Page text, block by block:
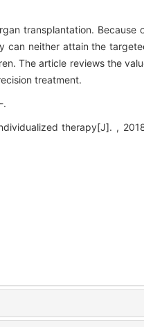
transplantation. Because
can neither attain the
The article reviews the
treatment.
.
therapy[J]. ,